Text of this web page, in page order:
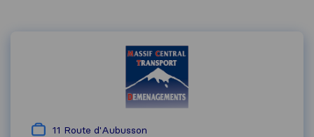
11 Route d'Aubusson